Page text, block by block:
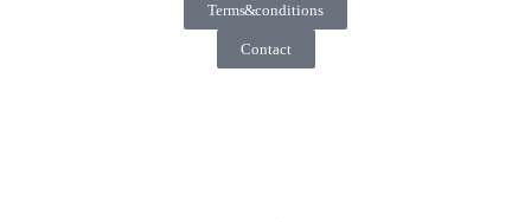
Terms & conditions
Contact